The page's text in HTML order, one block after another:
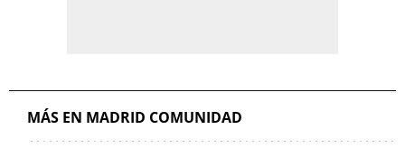
MÁS EN MADRID COMUNIDAD